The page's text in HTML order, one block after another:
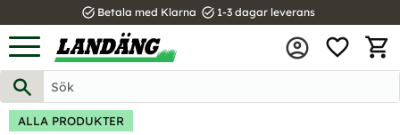
Meny
task_alt Betala med Klarna task_alt 1-3 dagar leverans
ALLA PRODUKTER